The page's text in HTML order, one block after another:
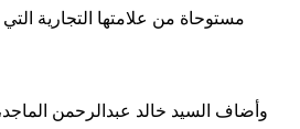
مستوحاة من علامتها التجارية
وأضاف السيد خالد عبدالرحمن